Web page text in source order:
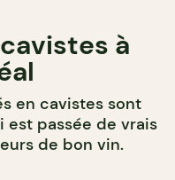
à
en cavistes sont
est passée de vrais
de bon vin.